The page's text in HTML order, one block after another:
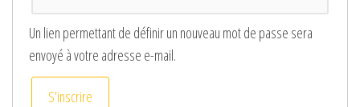
Un lien permettant de définir un nouveau mot de passe sera
envoyé à votre adresse e-mail.
S’inscrire